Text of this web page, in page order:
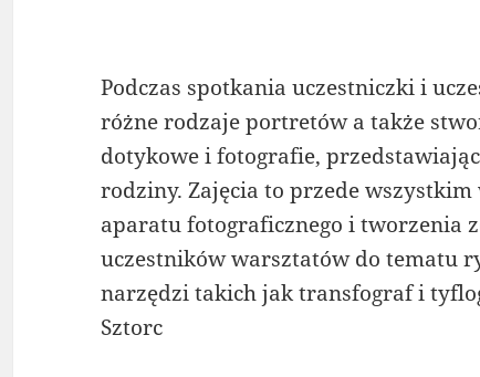
Podczas spotkania uczestniczki i
różne rodzaje portretów a także
dotykowe i fotografie,
rodziny. Zajęcia to przede wszystkim
aparatu fotograficznego i tworzenia
uczestników warsztatów do tematu
narzędzi takich jak transfograf i
Sztorc